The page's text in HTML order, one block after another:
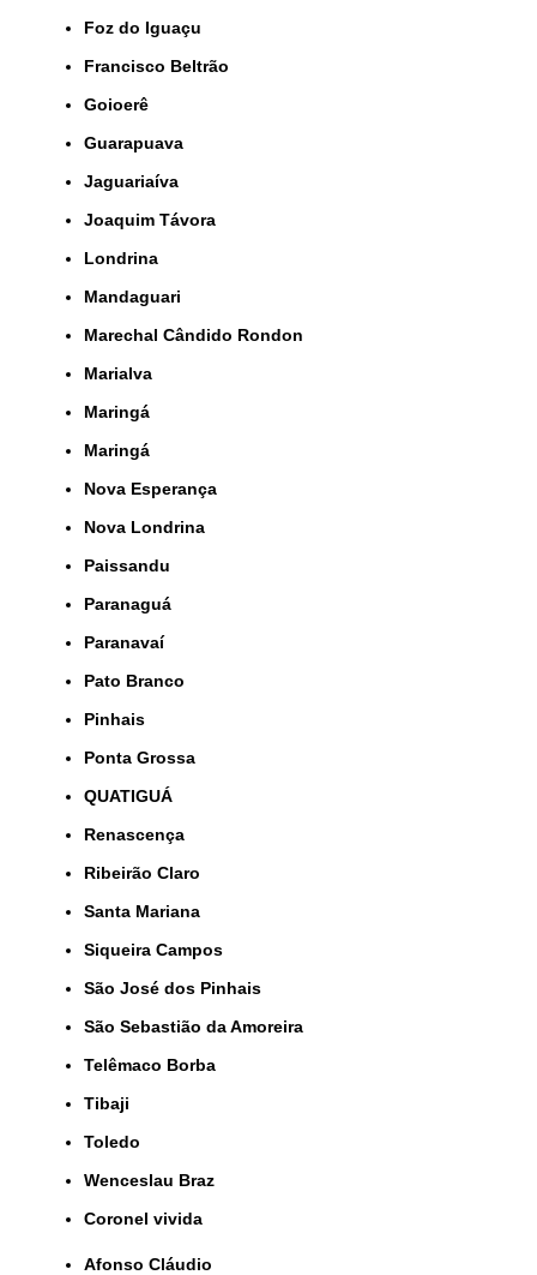
Foz do Iguaçu
Francisco Beltrão
Goioerê
Guarapuava
Jaguariaíva
Joaquim Távora
Londrina
Mandaguari
Marechal Cândido Rondon
Marialva
Maringá
Maringá
Nova Esperança
Nova Londrina
Paissandu
Paranaguá
Paranavaí
Pato Branco
Pinhais
Ponta Grossa
QUATIGUÁ
Renascença
Ribeirão Claro
Santa Mariana
Siqueira Campos
São José dos Pinhais
São Sebastião da Amoreira
Telêmaco Borba
Tibaji
Toledo
Wenceslau Braz
coronel vivida
Afonso Cláudio